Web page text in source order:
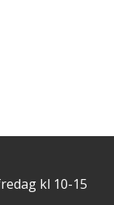
kl 10-15